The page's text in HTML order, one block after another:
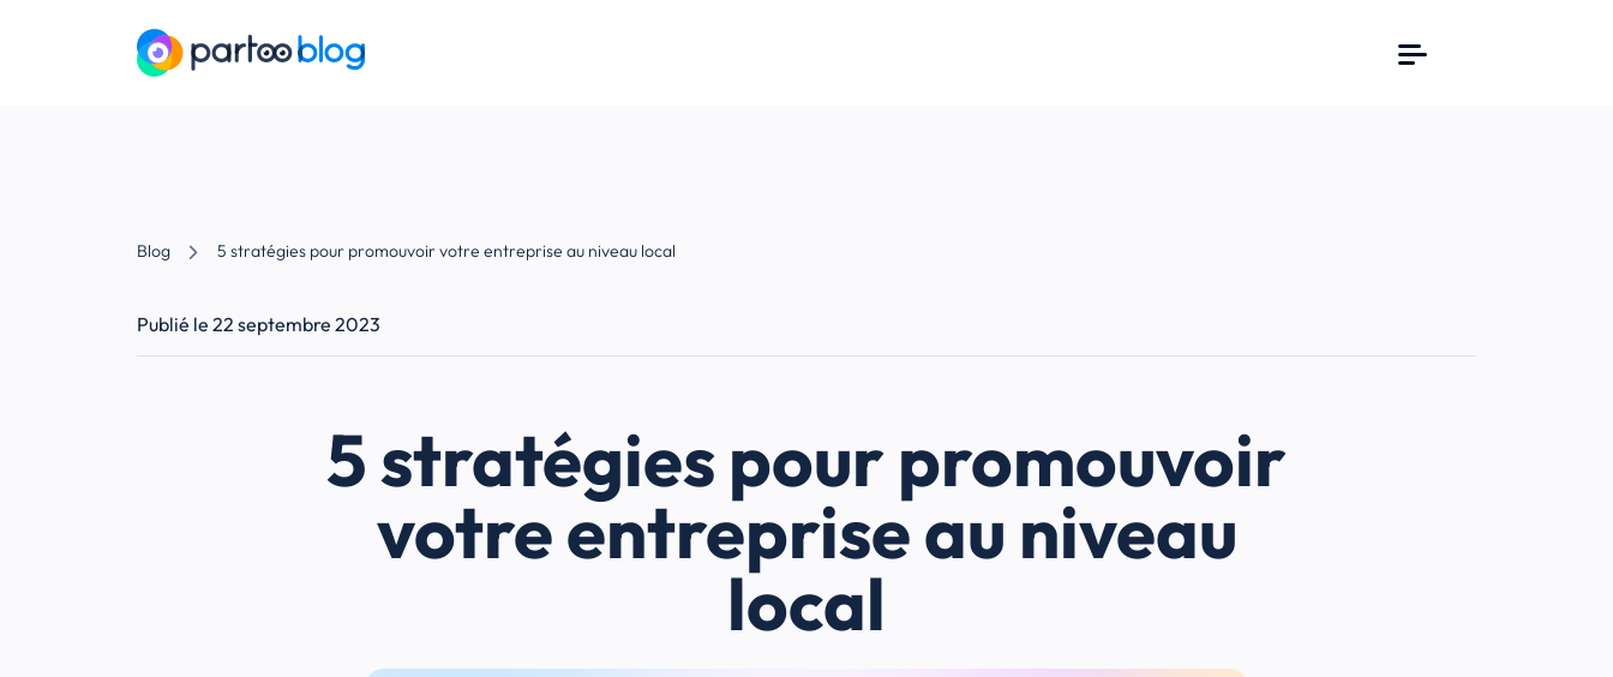
Blog 5 stratégies pour promouvoir votre entreprise au niveau local
Publié le 22 septembre 2023
5 stratégies pour promouvoir
votre entreprise au niveau
local